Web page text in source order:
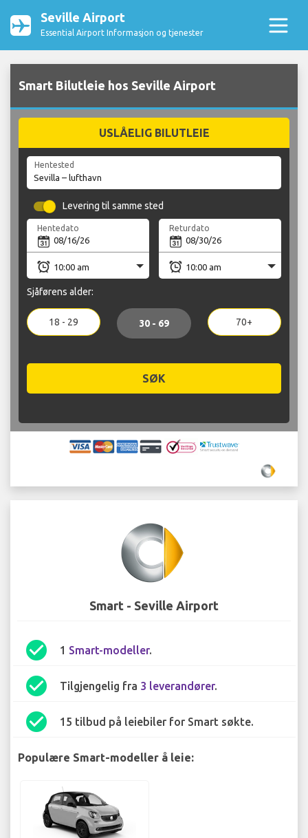
Seville Airport
Essential Airport Informasjon og tjenester
Smart Bilutleie hos Seville Airport
USLÅELIG BILUTLEIE
Hentested
Levering til samme sted
Hentedato Returdato
Sjåførens alder:
18 - 29 30 - 69 70+
SØK
Smart - Seville Airport
check_circle 1 Smart-modeller.
check_circle Tilgjengelig fra 3 leverandører.
check_circle 15 tilbud på leiebiler for Smart søkte.
Populære Smart-modeller å leie: